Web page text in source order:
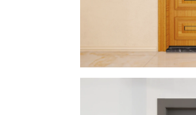
ZENITH 2023
ÇELIK KAPI